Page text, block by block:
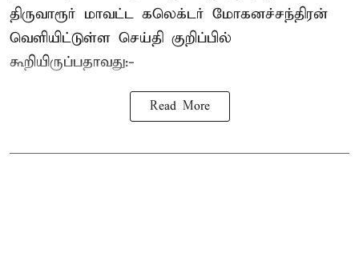
திருவாரூர் மாவட்ட கலெக்டர் மோகனச்சந்திரன்
வெளியிட்டுள்ள செய்தி குறிப்பில்
கூறியிருப்பதாவது:-
Read More